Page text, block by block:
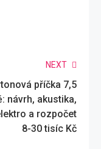
NEXT
příčka 7,5
návrh, akustika,
a rozpočet
8-30 tisíc Kč